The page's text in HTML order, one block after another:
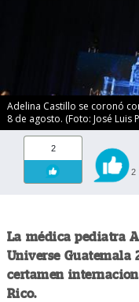
Adelina Castillo se coronó
8 de agosto. (Foto: José Luis
2
2
La médica pediatra
Universe Guatemala
certamen
Rico.